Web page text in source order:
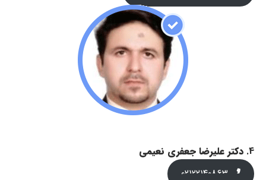
4. دکتر علیرضا جعفری نعیمی